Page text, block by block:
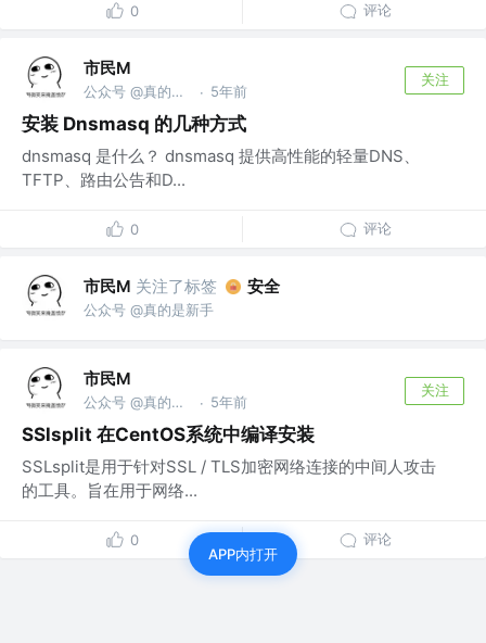
0 评论
市民M
公众号 @真的是新手 · 5年前
关注
安装 Dnsmasq 的几种方式
dnsmasq 是什么？ dnsmasq 提供高性能的轻量DNS、
TFTP、路由公告和D...
0 评论
市民M 关注了标签 安全
公众号 @真的是新手
市民M
公众号 @真的是新手 · 5年前
关注
SSlsplit 在CentOS系统中编译安装
SSLsplit是用于针对SSL / TLS加密网络连接的中间人攻击
的工具。旨在用于网络...
0
评论
APP内打开